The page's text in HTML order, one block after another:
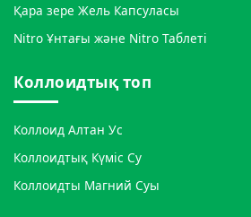
Қара зере Жель Капсуласы
Nitro Ұнтағы және Nitro Таблеті
Коллоидтық топ
Коллоид Алтан Ус
Коллоидтық Күміс Су
Коллоидты Магний Суы